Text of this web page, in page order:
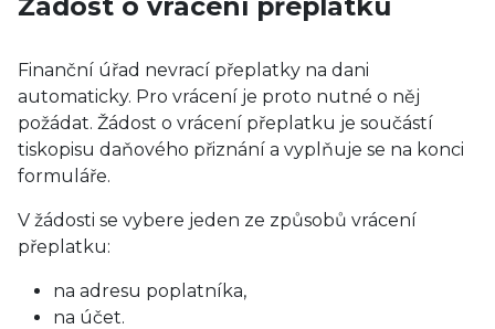
Finanční úřad nevrací přeplatky na dani
automaticky. Pro vrácení je proto nutné o něj
požádat. Žádost o vrácení přeplatku je součástí
tiskopisu daňového přiznání a vyplňuje se na konci
formuláře.
V žádosti se vybere jeden ze způsobů vrácení
přeplatku:
na adresu poplatníka,
na účet.